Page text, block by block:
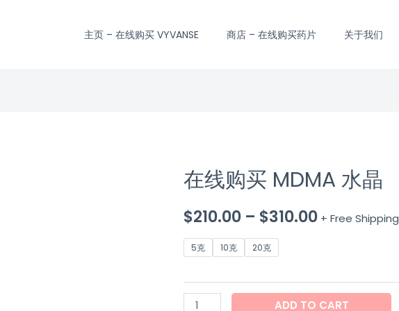
主页 – 在线购买 VYVANSE 商店 – 在线购买药片 关于我们
在线购买 MDMA 水晶
$210.00 – $310.00 + Free Shipping
5克 10克 20克
在
购
MDMA
quantity
ADD TO CART